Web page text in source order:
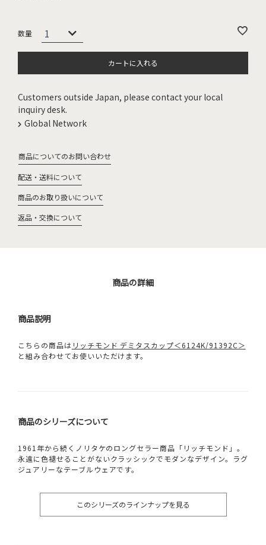
カートに入れる
Customers outside Japan, please contact your local
inquiry desk.
Global Network
商品についてのお問い合わせ
配送・送料について
商品のお取り扱いについて
返品・交換について
商品の詳細
商品説明
こちらの商品は リッチモンド デミタスカップ＜6124K/91392C＞
と組み合わせてお使いいただけます。
商品のシリーズについて
1961年から続くノリタケのロングセラー商品「リッチモンド」。
永遠に色褪せることがないクラッシックでモダンなデザイン。ラグ
ジュアリーなテーブルウェアです。
このシリーズのラインナップを見る